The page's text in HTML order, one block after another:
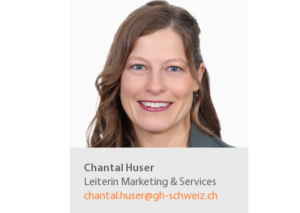
Chantal Huser
Leiterin Marketing & Services
chantal.huser@gh-schweiz.ch